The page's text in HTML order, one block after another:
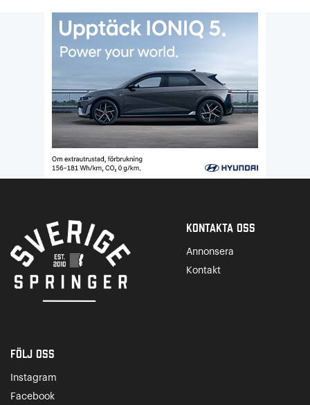
Kontakta Oss
Annonsera
Kontakt
Följ oss
Instagram
Facebook